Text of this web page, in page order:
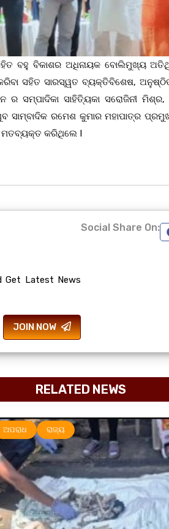
ବହୁ ବିକାଶର ଅଧିନାୟକ ବୋଲିମୁଖ୍ୟ
ସହିତ ସାରସ୍ୱତ ବ୍ୟକ୍ତିବିଶେଷ, ଅନୁଷ୍ଠିତ
ର ସମ୍ପାଦିକା ସାହିତ୍ୟିକା ସରୋଜିନୀ
ରମେଶ କୁମାର ମହାପାତ୍ର
ମତବ୍ୟକ୍ତ କରିଥିଲେ I
Get Latest News
JOIN NOW
Social Share On:
RELATED NEWS
ରାଜ୍ୟ